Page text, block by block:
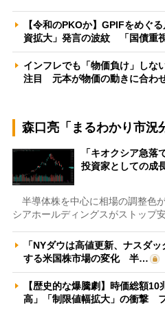
【令和のPKOか】GPIFをめぐ
資拡大」発言の波紋 「国債重
インフレでも「物価負け」しな
注目 元本が物価の動きに合わ
森口亮「まるわかり市況
「キオクシア急
投資家としての
半導体株を中心に相場の調整色
シアホールディングスがストップ
「NYダウは高値更新、ナスダ
する米国株市場の変化 半…
【歴史的な爆騰劇】時価総額
高」「制限値幅拡大」の衝撃